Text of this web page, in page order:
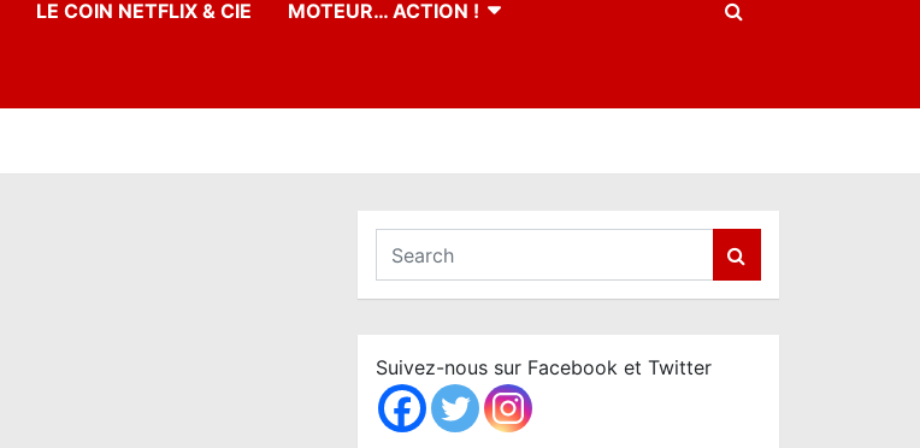
LE COIN NETFLIX & CIE MOTEUR… ACTION !
a
c
h
Suivez-nous sur Facebook et Twitter